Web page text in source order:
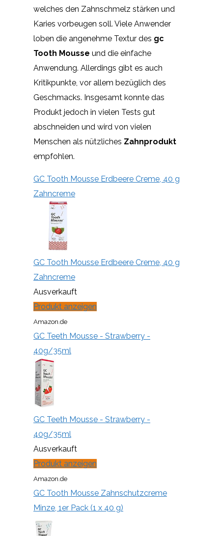
welches den Zahnschmelz stärken und
Karies vorbeugen soll. Viele Anwender
loben die angenehme Textur des gc
Tooth Mousse und die einfache
Anwendung. Allerdings gibt es auch
Kritikpunkte, vor allem bezüglich des
Geschmacks. Insgesamt konnte das
Produkt jedoch in vielen Tests gut
abschneiden und wird von vielen
Menschen als nützliches Zahnprodukt
empfohlen.
GC Tooth Mousse Erdbeere Creme, 40 g
Zahncreme
GC Tooth Mousse Erdbeere Creme, 40 g
Zahncreme
Ausverkauft
Produkt anzeigen
Amazon.de
GC Teeth Mousse - Strawberry -
40g/35ml
GC Teeth Mousse - Strawberry -
40g/35ml
Ausverkauft
Produkt anzeigen
Amazon.de
GC Tooth Mousse Zahnschutzcreme
Minze, 1er Pack (1 x 40 g)